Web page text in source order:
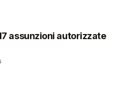
assunzioni autorizzate